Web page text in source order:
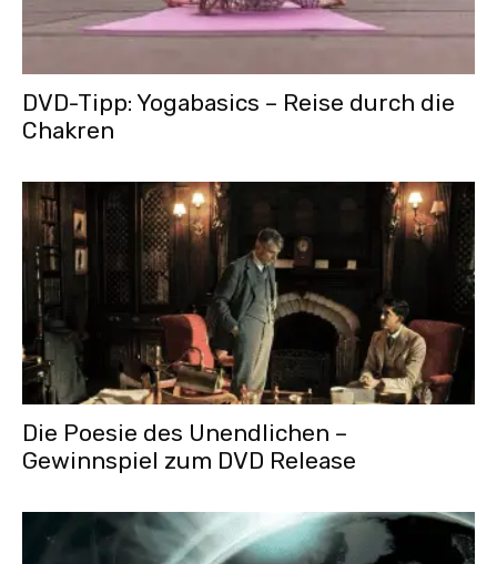
DVD-Tipp: Yogabasics – Reise durch die
Chakren
Die Poesie des Unendlichen –
Gewinnspiel zum DVD Release